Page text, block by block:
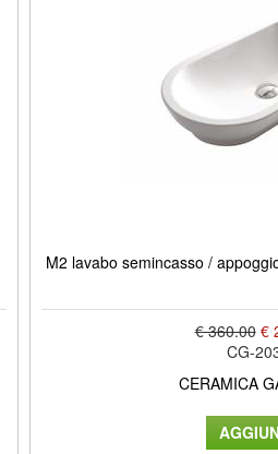
M2 lavabo semincasso /
€ 360.00 €
CG-
CERAMICA